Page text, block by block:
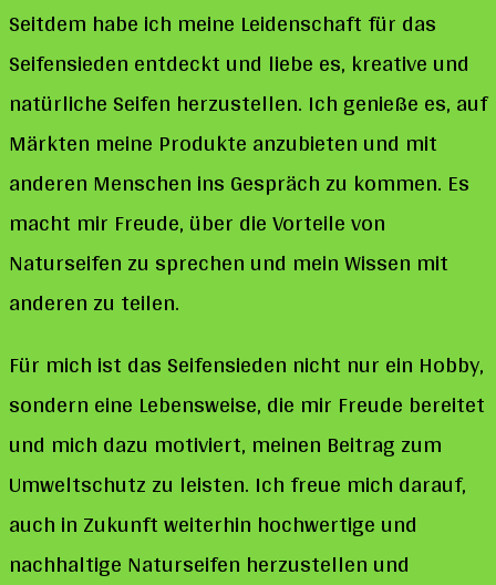
Seitdem habe ich meine Leidenschaft für das
Seifensieden entdeckt und liebe es, kreative und
natürliche Seifen herzustellen. Ich genieße es, auf
Märkten meine Produkte anzubieten und mit
anderen Menschen ins Gespräch zu kommen. Es
macht mir Freude, über die Vorteile von
Naturseifen zu sprechen und mein Wissen mit
anderen zu teilen.
Für mich ist das Seifensieden nicht nur ein Hobby,
sondern eine Lebensweise, die mir Freude bereitet
und mich dazu motiviert, meinen Beitrag zum
Umweltschutz zu leisten. Ich freue mich darauf,
auch in Zukunft weiterhin hochwertige und
nachhaltige Naturseifen herzustellen und